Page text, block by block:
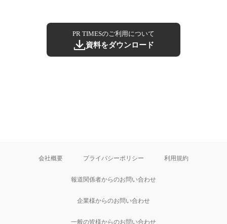
PR TIMESのご利用について
資料をダウンロード
会社概要 プライバシーポリシー 利用規約
報道関係者からのお問い合わせ
企業様からのお問い合わせ
一般の皆様からのお問い合わせ